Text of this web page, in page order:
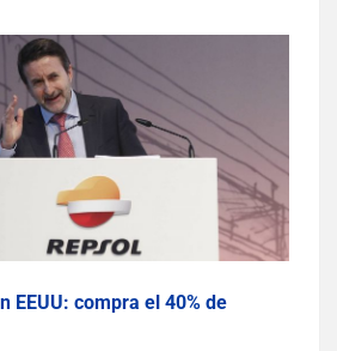
EEUU: compra el 40% de